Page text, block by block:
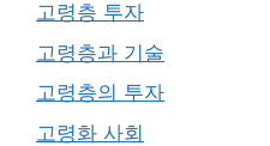
고령층 투자
고령층과 기술
고령층의 투자
고령화 사회